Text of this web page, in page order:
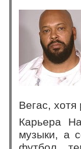
Вегас,
Карьера
музыки, а